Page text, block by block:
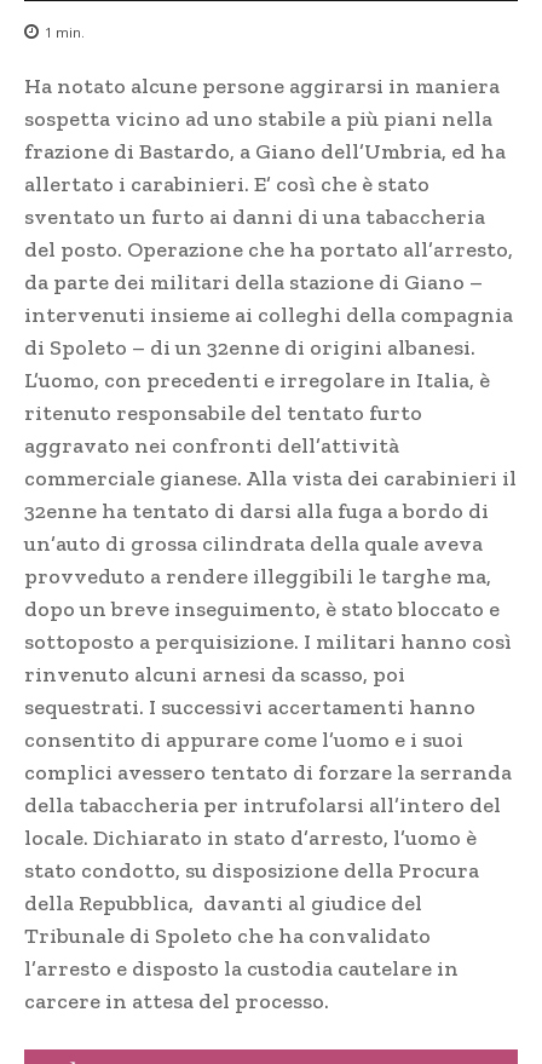
1 min.
Ha notato alcune persone aggirarsi in maniera
sospetta vicino ad uno stabile a più piani nella
frazione di Bastardo, a Giano dell’Umbria, ed ha
allertato i carabinieri. E’ così che è stato
sventato un furto ai danni di una tabaccheria
del posto. Operazione che ha portato all’arresto,
da parte dei militari della stazione di Giano –
intervenuti insieme ai colleghi della compagnia
di Spoleto – di un 32enne di origini albanesi.
L’uomo, con precedenti e irregolare in Italia, è
ritenuto responsabile del tentato furto
aggravato nei confronti dell’attività
commerciale gianese. Alla vista dei carabinieri il
32enne ha tentato di darsi alla fuga a bordo di
un’auto di grossa cilindrata della quale aveva
provveduto a rendere illeggibili le targhe ma,
dopo un breve inseguimento, è stato bloccato e
sottoposto a perquisizione. I militari hanno così
rinvenuto alcuni arnesi da scasso, poi
sequestrati. I successivi accertamenti hanno
consentito di appurare come l’uomo e i suoi
complici avessero tentato di forzare la serranda
della tabaccheria per intrufolarsi all’intero del
locale. Dichiarato in stato d’arresto, l’uomo è
stato condotto, su disposizione della Procura
della Repubblica, davanti al giudice del
Tribunale di Spoleto che ha convalidato
l’arresto e disposto la custodia cautelare in
carcere in attesa del processo.